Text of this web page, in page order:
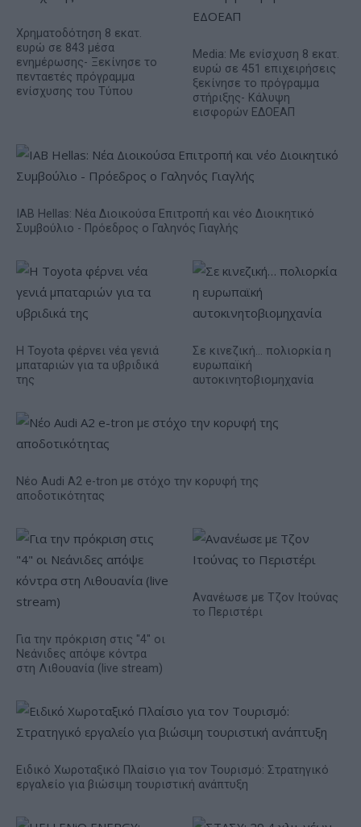
Χρηματοδότηση 8 εκατ.
ευρώ σε 843 μέσα
ενημέρωσης- Ξεκίνησε το
πενταετές πρόγραμμα
ενίσχυσης του Τύπου
Media: Με ενίσχυση 8 εκατ.
ευρώ σε 451 επιχειρήσεις
ξεκίνησε το πρόγραμμα
στήριξης- Κάλυψη
εισφορών ΕΔΟΕΑΠ
IAB Hellas: Νέα Διοικούσα Επιτροπή και νέο Διοικητικό
Συμβούλιο - Πρόεδρος ο Γαληνός Γιαγλής
Η Toyota φέρνει νέα γενιά
μπαταριών για τα υβριδικά
της
Σε κινεζική… πολιορκία η
ευρωπαϊκή
αυτοκινητοβιομηχανία
Νέο Audi A2 e-tron με στόχο την κορυφή της
αποδοτικότητας
Για την πρόκριση στις "4" οι
Νεάνιδες απόψε κόντρα
στη Λιθουανία (live stream)
Ανανέωσε με Τζον Ιτούνας
το Περιστέρι
Ειδικό Χωροταξικό Πλαίσιο για τον Τουρισμό: Στρατηγικό
εργαλείο για βιώσιμη τουριστική ανάπτυξη